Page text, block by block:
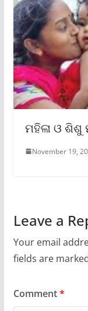
ମହିଳା ଓ
November 19,
Leave a
Your email
fields are
Comment*